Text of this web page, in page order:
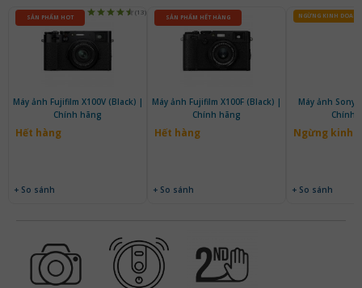
(13)
Máy ảnh Fujifilm X100V (Black) |
Chính hãng
Hết hàng
+ So sánh
SẢN PHẨM HOT
Máy ảnh Fujifilm X100F (Black) |
Chính hãng
Hết hàng
+ So sánh
SẢN PHẨM HẾT HÀNG
Máy ảnh Sony
Chính
Ngừng kinh
+ So sánh
NGỪNG KINH DOANH